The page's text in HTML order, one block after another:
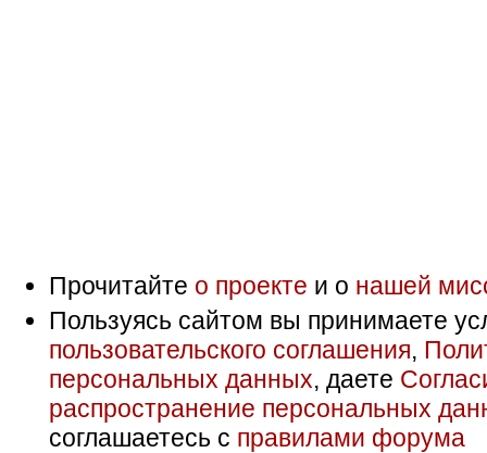
Прочитайте о проекте и о нашей
Пользуясь сайтом вы принимаете
пользовательского соглашения,
персональных данных, даете
распространение персональных
соглашаетесь с правилами форума